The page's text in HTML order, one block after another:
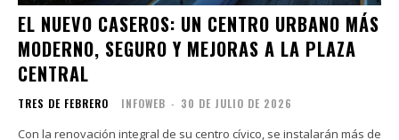
EL NUEVO CASEROS: UN CENTRO URBANO MÁS
MODERNO, SEGURO Y MEJORAS A LA PLAZA
CENTRAL
TRES DE FEBRERO INFOWEB - 30 DE JULIO DE 2026
Con la renovación integral de su centro cívico, se instalarán más de